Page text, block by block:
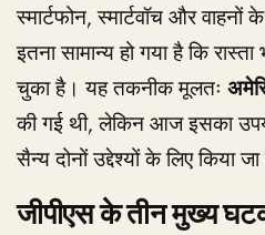
स्मार्टफोन, स्मार्टवॉच और
इतना सामान्य हो गया है कि
चुका है। यह तकनीक मूलतः
की गई थी, लेकिन आज इसका
सैन्य दोनों उद्देश्यों के लिए किया जा
जीपीएस के तीन मुख्य